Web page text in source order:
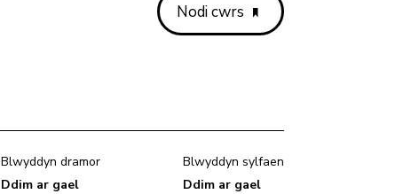
Nodi cwrs
Blwyddyn dramor
Ddim ar gael
Blwyddyn sylfaen
Ddim ar gael